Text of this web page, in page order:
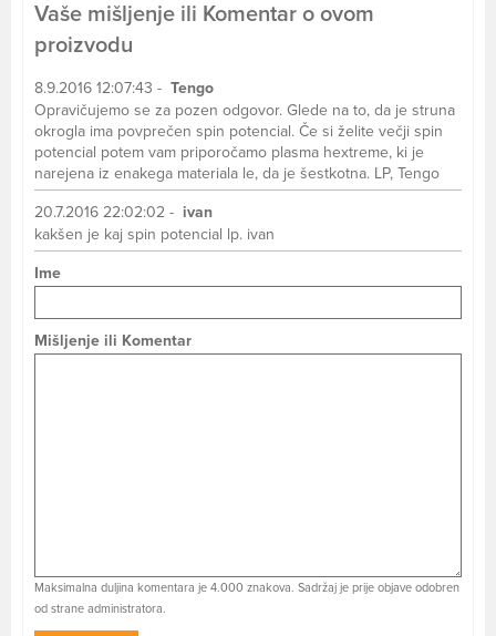
Vaše mišljenje ili Komentar o ovom
proizvodu
8.9.2016 12:07:43 - Tengo
Opravičujemo se za pozen odgovor. Glede na to, da je struna
okrogla ima povprečen spin potencial. Če si želite večji spin
potencial potem vam priporočamo plasma hextreme, ki je
narejena iz enakega materiala le, da je šestkotna. LP, Tengo
20.7.2016 22:02:02 - ivan
kakšen je kaj spin potencial lp. ivan
Ime
Mišljenje ili Komentar
Maksimalna duljina komentara je 4.000 znakova. Sadržaj je prije objave odobren
od strane administratora.